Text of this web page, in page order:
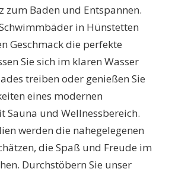
zum Baden und Entspannen.
in Hünstetten
Geschmack die perfekte
Sie sich im klaren Wasser
treiben oder genießen Sie
eines modernen
Sauna und Wellnessbereich.
werden die nahegelegenen
die Spaß und Freude im
Durchstöbern Sie unser